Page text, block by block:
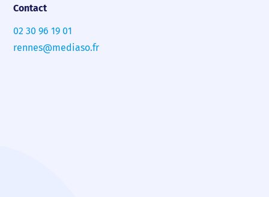
Contact
02 30 96 19 01
rennes@mediaso.fr